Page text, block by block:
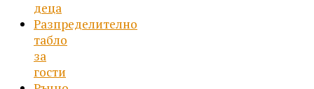
деца
Разпределително
табло
за
гости